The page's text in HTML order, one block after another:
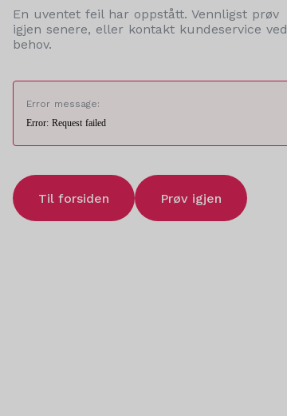
En uventet feil har oppstått. Vennligst prøv
igjen senere, eller kontakt kundeservice ved
behov.
Error message:
Error: Request failed
Til forsiden Prøv igjen